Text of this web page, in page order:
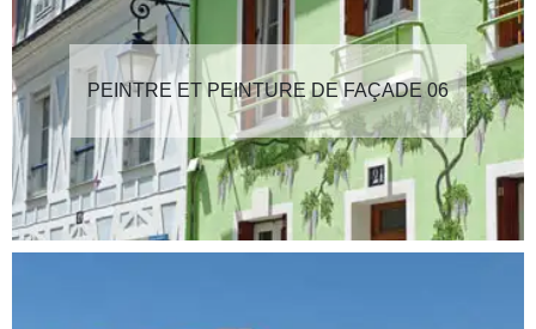
PEINTRE ET PEINTURE DE FAÇADE 06